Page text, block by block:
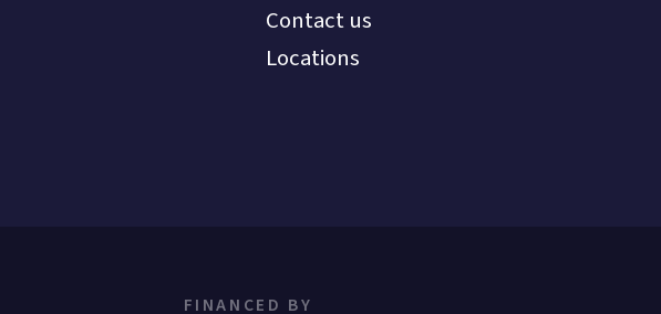
Contact us
Locations
FINANCED BY